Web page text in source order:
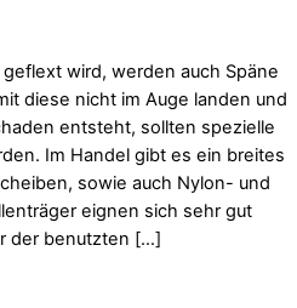
wird, werden auch Späne
diese nicht im Auge landen und
entsteht, sollten spezielle
Im Handel gibt es ein breites
sowie auch Nylon- und
eignen sich sehr gut
der benutzten […]